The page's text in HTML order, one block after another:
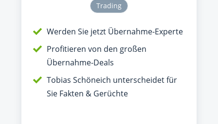
Trading
Werden Sie jetzt Übernahme-Experte
Profitieren von den großen
Übernahme-Deals
Tobias Schöneich unterscheidet für
Sie Fakten & Gerüchte